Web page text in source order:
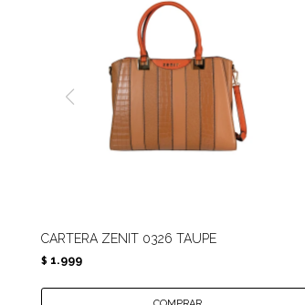
CARTERA ZENIT 0326 TAUPE
$ 1.999